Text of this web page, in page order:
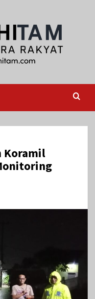
Koramil